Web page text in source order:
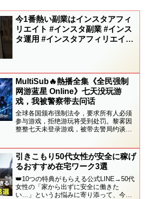
今1番熱い副業はインスタアフィ
リエイト #インスタ副業 #インス
タ運用 #インスタアフィリエイト
MultiSub🔥熱播全集《全民强制
网游蓝星 Online》七天没玩游
戏，我被警察带去问话
全球各国颁布强制法令，要求所有人必须
参与游戏，拒绝游玩将受到处罚。黎雾因
整整七天未登录游戏，被带去警局约谈。
的生存游戏。标签：# 全民强制游戏 #全
息网游 #末...
引きこもり50代女性が安全に稼げ
るおすすめ在宅ワーク3選
👑10つの特典がもらえる公式LINE→50代
女性の「家から出ずに安全に働きた
い…」というお悩みに寄り添って、今回